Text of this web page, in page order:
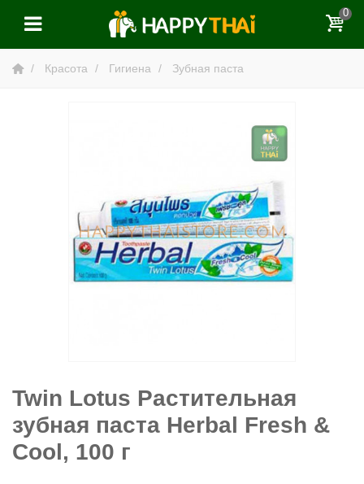
0
Красота Гигиена Зубная паста
Twin Lotus Растительная
зубная паста Herbal Fresh &
Cool, 100 г